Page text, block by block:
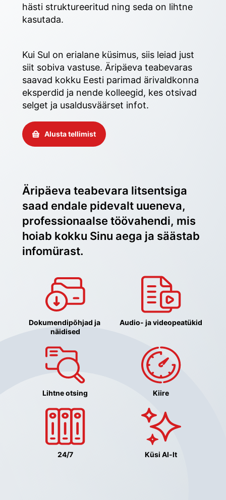
hästi struktureeritud ning seda on lihtne
kasutada.
Kui Sul on erialane küsimus, siis leiad just
siit sobiva vastuse. Äripäeva teabevaras
saavad kokku Eesti parimad ärivaldkonna
eksperdid ja nende kolleegid, kes otsivad
selget ja usaldusväärset infot.
Alusta tellimist
Äripäeva teabevara litsentsiga
saad endale pidevalt uueneva,
professionaalse töövahendi, mis
hoiab kokku Sinu aega ja säästab
infomürast.
Dokumendipõhjad ja
näidised
Audio- ja videopeatükid
Lihtne otsing Kiire
24/7 Küsi AI-lt